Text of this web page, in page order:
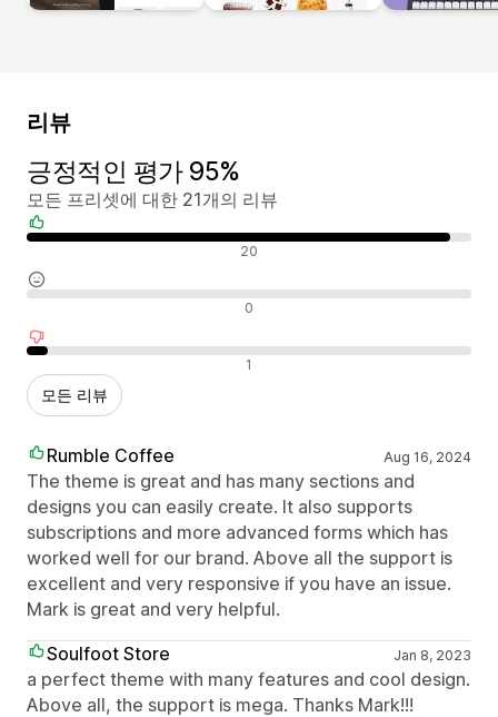
리뷰
긍정적인 평가 95%
모든 프리셋에 대한 21개의 리뷰
긍정적인 리뷰 20
중립적인 리뷰 0
부정적인 리뷰 1
모든 리뷰
Rumble Coffee Aug 16, 2024
The theme is great and has many sections and
designs you can easily create. It also supports
subscriptions and more advanced forms which has
worked well for our brand. Above all the support is
excellent and very responsive if you have an issue.
Mark is great and very helpful.
Soulfoot Store
Jan 8, 2023
a perfect theme with many features and cool design.
Above all, the support is mega. Thanks Mark!!!